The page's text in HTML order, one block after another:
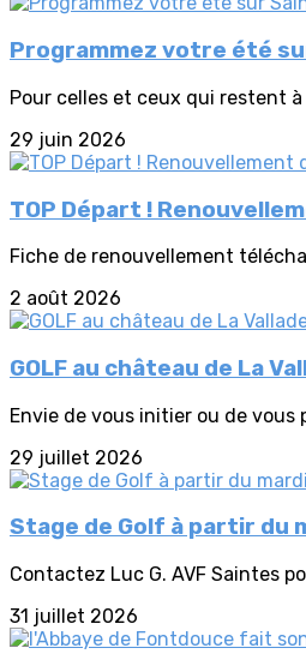
Programmez votre été
Pour celles et ceux qui restent
29 juin 2026
TOP Départ !
Fiche de renouvellement
2 août 2026
GOLF au château de La
Envie de vous initier ou de vous
29 juillet 2026
Stage de Golf à partir du
Contactez Luc G. AVF Saintes
31 juillet 2026